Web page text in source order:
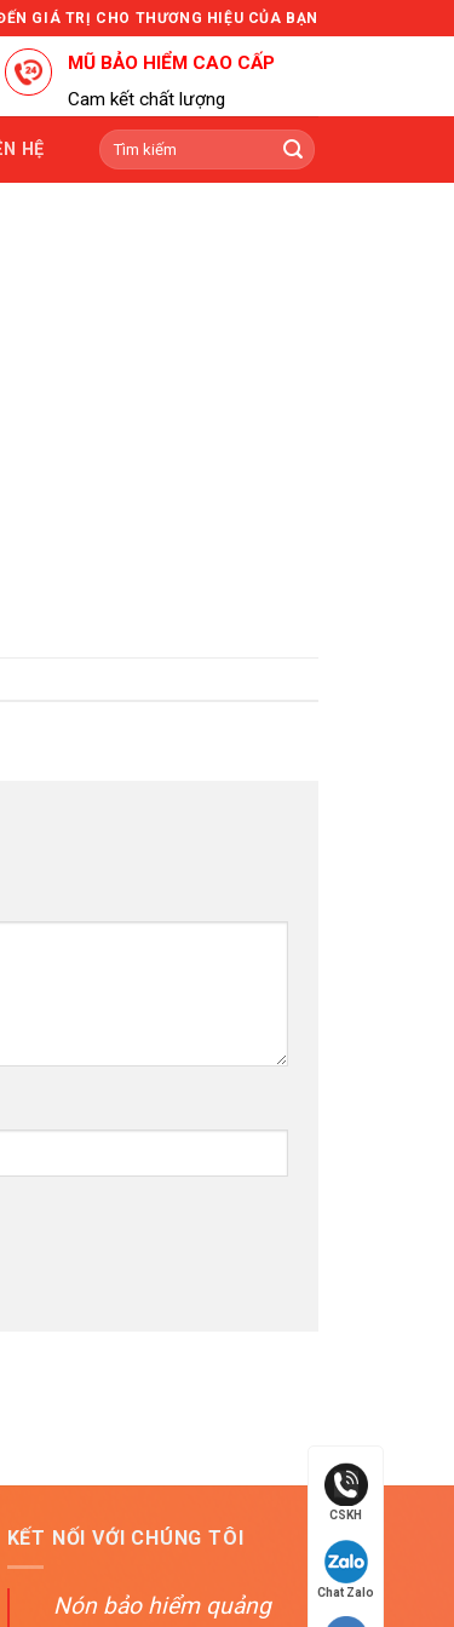
GIÁ TRỊ CHO THƯƠNG HIỆU CỦA BẠN
MŨ BẢO HIỂM CAO CẤP
Cam kết chất lượng
HỆ
Tìm
kiếm:
KẾT NỐI VỚI CHÚNG TÔI
Nón bảo hiểm quảng
CSKH
Chat Zalo